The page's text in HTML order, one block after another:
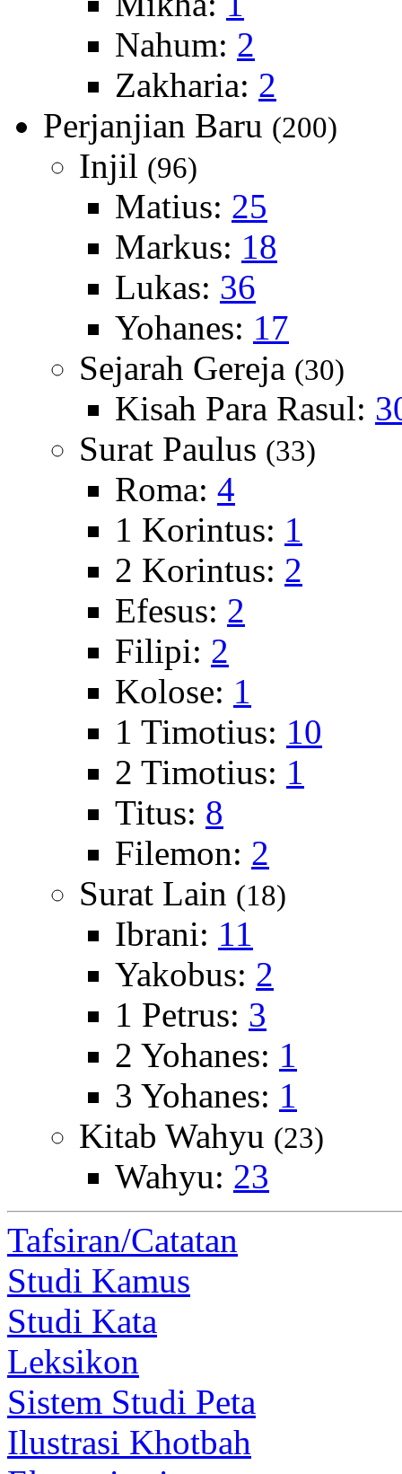
Nahum: 2
Zakharia: 2
Perjanjian Baru (200)
Injil (96)
Matius: 25
Markus: 18
Lukas: 36
Yohanes: 17
Sejarah Gereja (30)
Kisah Para Rasul:
Surat Paulus (33)
Roma: 4
1 Korintus: 1
2 Korintus: 2
Efesus: 2
Filipi: 2
Kolose: 1
1 Timotius: 10
2 Timotius: 1
Titus: 8
Filemon: 2
Surat Lain (18)
Ibrani: 11
Yakobus: 2
1 Petrus: 3
2 Yohanes: 1
3 Yohanes: 1
Kitab Wahyu (23)
Wahyu: 23
Tafsiran/Catatan
Studi Kamus
Studi Kata
Leksikon
Sistem Studi Peta
Ilustrasi Khotbah